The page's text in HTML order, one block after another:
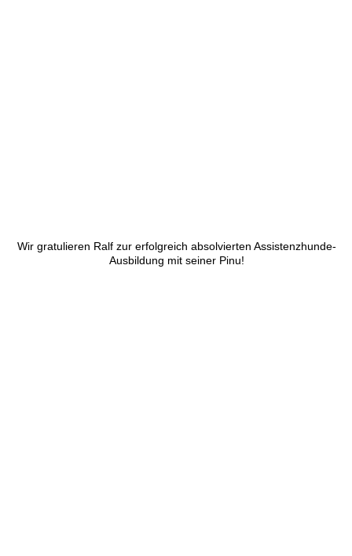
Wir gratulieren Ralf zur erfolgreich absolvierten Assistenzhunde-
Ausbildung mit seiner Pinu!